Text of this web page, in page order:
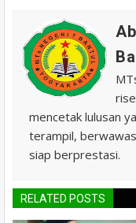
mencetak lulusan
terampil,
siap berprestasi.
RELATED POSTS